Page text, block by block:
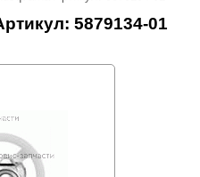
5879134-01